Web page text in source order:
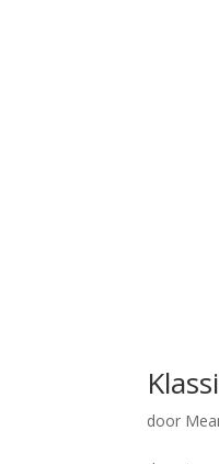
door